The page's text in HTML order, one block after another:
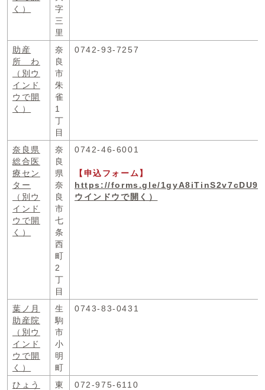
く）
字
三
里
助産
所 わ
（別ウ
インド
ウで開
く）
奈
良
市
朱
雀
1
丁
目
0742-93-7257
奈良県
総合医
療セン
ター
（別ウ
インド
ウで開
く）
奈
良
県
奈
良
市
七
条
西
町
2
丁
目
0742-46-6001
【申込フォーム】
https://forms.gle/1gyA8iTinS2v7cDU9
ウインドウで開く）
葉ノ月
助産院
（別ウ
インド
ウで開
く）
生
駒
市
小
明
町
0743-83-0431
ひょう
東
072-975-6110